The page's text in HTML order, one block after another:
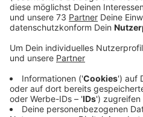
Anzeige
Unfallhergang und Folgen
Anzeige